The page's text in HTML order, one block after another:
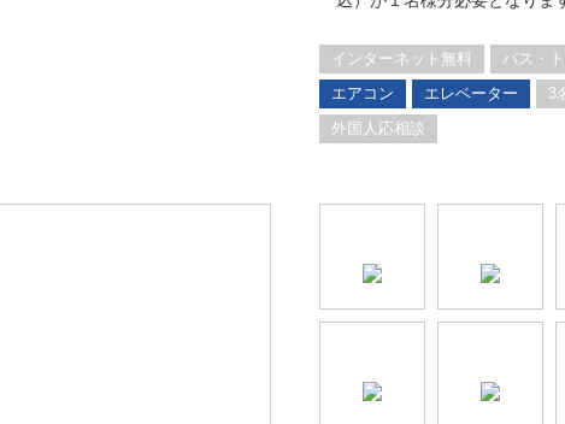
インターネット無料 バス・
エアコン
エレベーター 3
外国人応相談